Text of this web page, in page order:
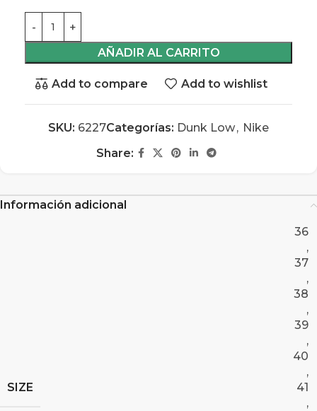
AÑADIR AL CARRITO
Add to compare Add to wishlist
SKU: 6227Categorías: Dunk Low, Nike
Share:
Información adicional
SIZE
36
,
37
,
38
,
39
,
40
,
41
,